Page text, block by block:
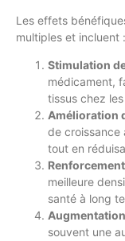
Les effets
multiples et incluent :
Stimulation
médicament,
tissus chez
Amélioration
de croissance
tout en
Renforcement
meilleure
santé à long
Augmentation
souvent une